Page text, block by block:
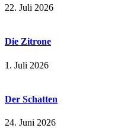
22. Juli 2026
Die Zitrone
1. Juli 2026
Der Schatten
24. Juni 2026